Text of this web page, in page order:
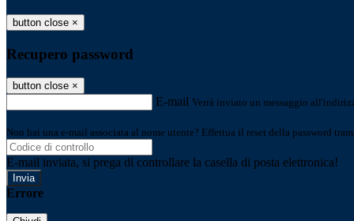
button close ×
Recupero password
button close ×
E-mail Verrà inviato un messaggio
Non hai una e-mail associata al nome utente? Effettua il reset della password
E-mail inviata, si prega di controllare la casella di posta elettronica!
Errore